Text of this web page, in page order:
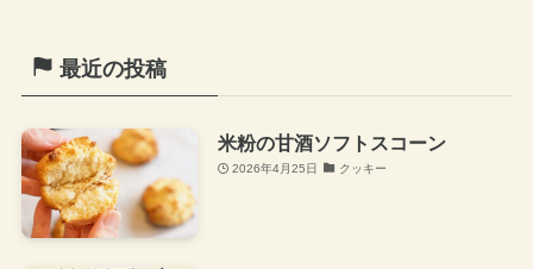
最近の投稿
米粉の甘酒ソフトスコーン
2026年4月25日 クッキー